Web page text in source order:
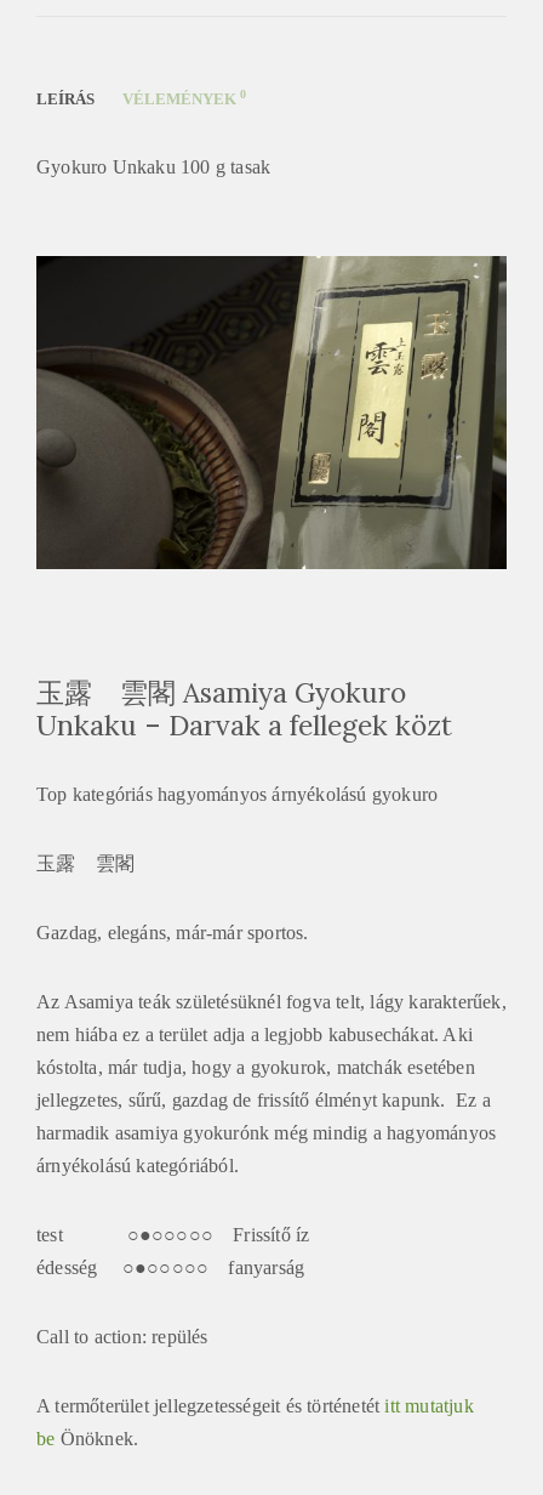
LEÍRÁS VÉLEMÉNYEK 0
Gyokuro Unkaku 100 g tasak
玉露 雲閣 Asamiya Gyokuro
Unkaku – Darvak a fellegek közt
Top kategóriás hagyományos árnyékolású gyokuro
玉露 雲閣
Gazdag, elegáns, már-már sportos.
Az Asamiya teák születésüknél fogva telt, lágy karakterűek,
nem hiába ez a terület adja a legjobb kabusechákat. Aki
kóstolta, már tudja, hogy a gyokurok, matchák esetében
jellegzetes, sűrű, gazdag de frissítő élményt kapunk. Ez a
harmadik asamiya gyokurónk még mindig a hagyományos
árnyékolású kategóriából.
test ○●○○○○○ Frissítő íz
édesség ○●○○○○○ fanyarság
Call to action: repülés
A termőterület jellegzetességeit és történetét itt mutatjuk
be Önöknek.